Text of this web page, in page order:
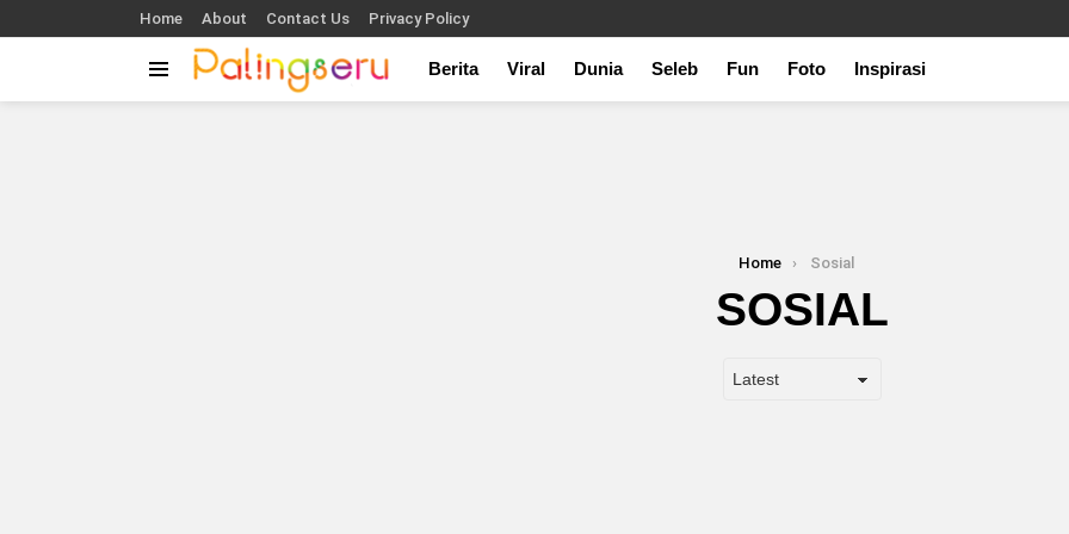
Home About Contact Us Privacy Policy
Berita Viral Dunia Seleb Fun Foto Inspirasi
Home Sosial
SOSIAL